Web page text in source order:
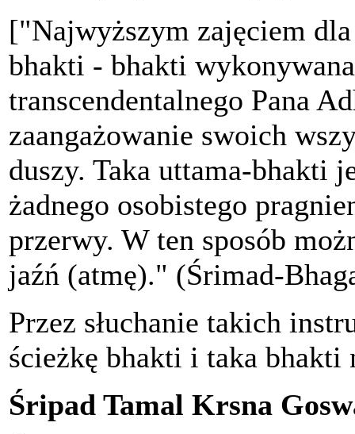
["Najwyższym zajęciem
bhakti - bhakti
transcendentalnego Pana
zaangażowanie swoich
duszy. Taka uttama-bhakti
żadnego osobistego
przerwy. W ten sposób
jaźń (atmę)." (Śrimad-
Przez słuchanie takich
ścieżkę bhakti i taka
Śripad Tamal Krsna